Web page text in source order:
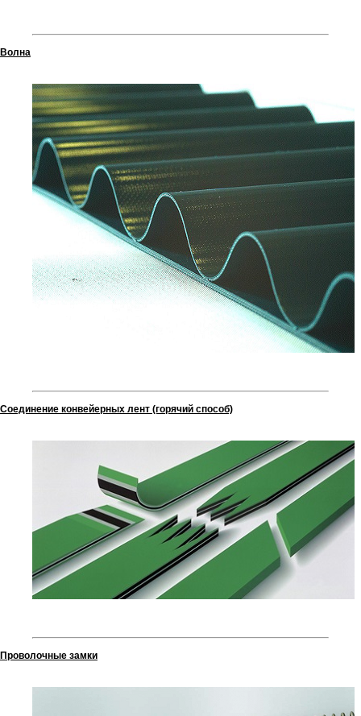
Волна
Соединение конвейерных лент (горячий способ)
Проволочные замки